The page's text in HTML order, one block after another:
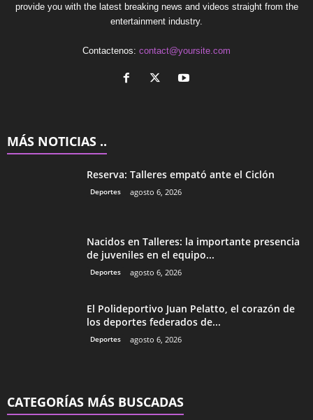
provide you with the latest breaking news and videos straight from the
entertainment industry.
Contactenos: contact@yoursite.com
MÁS NOTICIAS ..
Reserva: Talleres empató ante el Ciclón
Deportes agosto 6, 2026
Nacidos en Talleres: la importante presencia
de juveniles en el equipo...
Deportes agosto 6, 2026
El Polideportivo Juan Pelatto, el corazón de
los deportes federados de...
Deportes agosto 6, 2026
CATEGORÍAS MÁS BUSCADAS